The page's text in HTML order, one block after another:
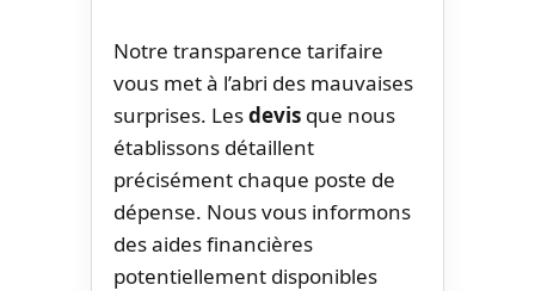
Notre transparence tarifaire
vous met à l’abri des mauvaises
surprises. Lesdevis que nous
établissons détaillent
précisément chaque poste de
dépense. Nous vous informons
des aides financières
potentiellement disponibles